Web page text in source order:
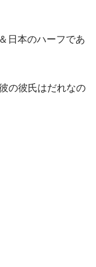
日本のハーフであ
の彼氏はだれなの